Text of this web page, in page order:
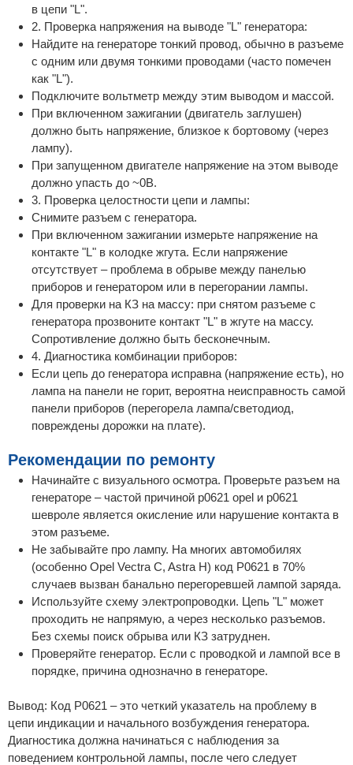
в цепи "L".
2. Проверка напряжения на выводе "L" генератора:
Найдите на генераторе тонкий провод, обычно в разъеме
с одним или двумя тонкими проводами (часто помечен
как "L").
Подключите вольтметр между этим выводом и массой.
При включенном зажигании (двигатель заглушен)
должно быть напряжение, близкое к бортовому (через
лампу).
При запущенном двигателе напряжение на этом выводе
должно упасть до ~0В.
3. Проверка целостности цепи и лампы:
Снимите разъем с генератора.
При включенном зажигании измерьте напряжение на
контакте "L" в колодке жгута. Если напряжение
отсутствует – проблема в обрыве между панелью
приборов и генератором или в перегорании лампы.
Для проверки на КЗ на массу: при снятом разъеме с
генератора прозвоните контакт "L" в жгуте на массу.
Сопротивление должно быть бесконечным.
4. Диагностика комбинации приборов:
Если цепь до генератора исправна (напряжение есть), но
лампа на панели не горит, вероятна неисправность самой
панели приборов (перегорела лампа/светодиод,
повреждены дорожки на плате).
Рекомендации по ремонту
Начинайте с визуального осмотра. Проверьте разъем на
генераторе – частой причиной p0621 opel и p0621
шевроле является окисление или нарушение контакта в
этом разъеме.
Не забывайте про лампу. На многих автомобилях
(особенно Opel Vectra C, Astra H) код P0621 в 70%
случаев вызван банально перегоревшей лампой заряда.
Используйте схему электропроводки. Цепь "L" может
проходить не напрямую, а через несколько разъемов.
Без схемы поиск обрыва или КЗ затруднен.
Проверяйте генератор. Если с проводкой и лампой все в
порядке, причина однозначно в генераторе.
Вывод: Код P0621 – это четкий указатель на проблему в
цепи индикации и начального возбуждения генератора.
Диагностика должна начинаться с наблюдения за
поведением контрольной лампы, после чего следует